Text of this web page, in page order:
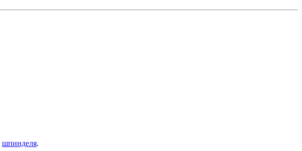
шпинделя.